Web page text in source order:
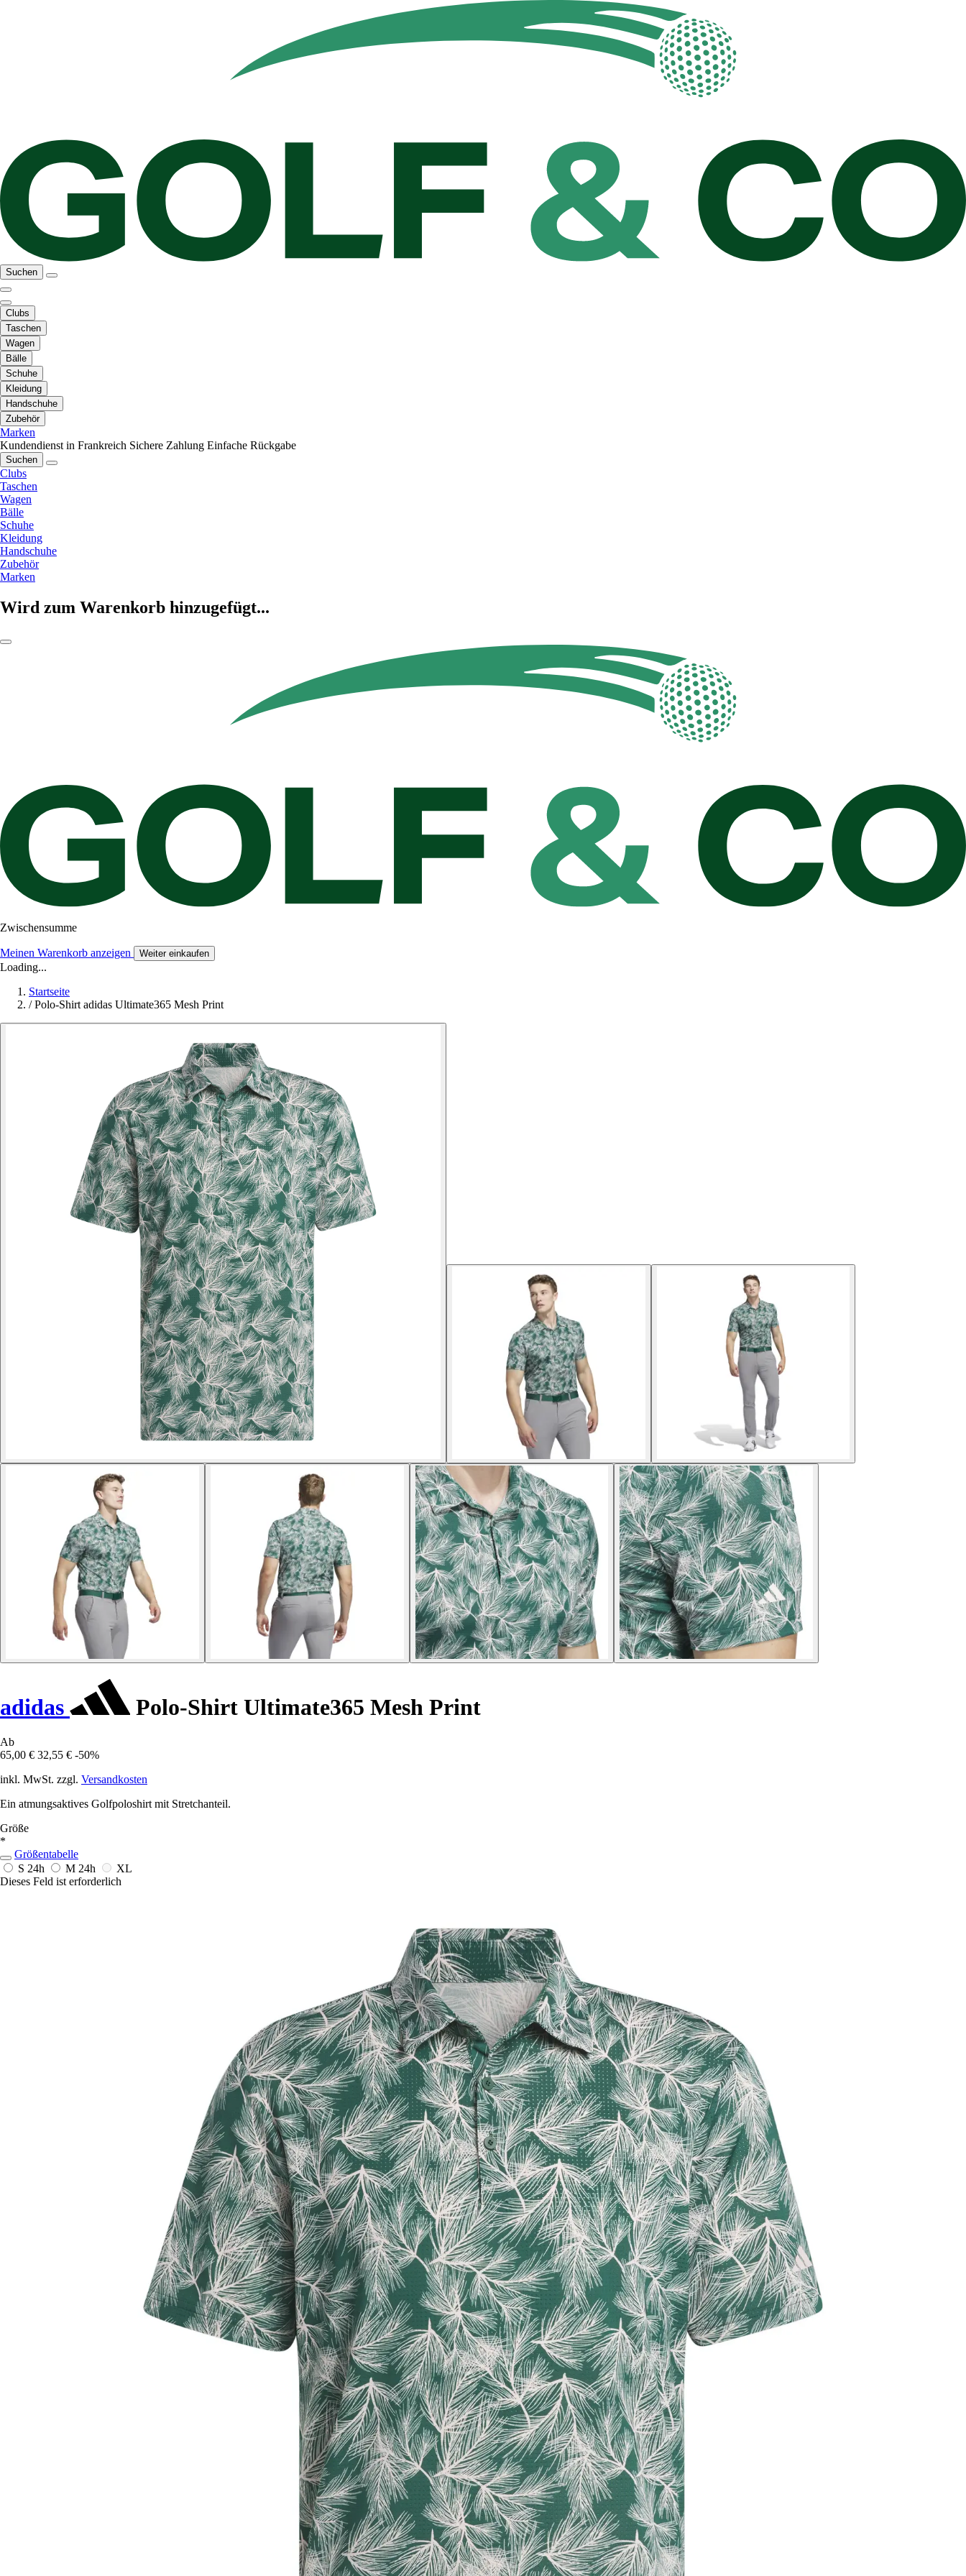
Suchen
Clubs
Taschen
Wagen
Bälle
Schuhe
Kleidung
Handschuhe
Zubehör
Marken
Kundendienst in Frankreich Sichere Zahlung Einfache Rückgabe
Suchen
Clubs
Taschen
Wagen
Bälle
Schuhe
Kleidung
Handschuhe
Zubehör
Marken
Wird zum Warenkorb hinzugefügt...
Zwischensumme
Meinen Warenkorb anzeigen Weiter einkaufen
Loading...
Startseite
/ Polo-Shirt adidas Ultimate365 Mesh Print
adidas Polo-Shirt Ultimate365 Mesh Print
Ab
65,00 € 32,55 € -50%
inkl. MwSt. zzgl. Versandkosten
Ein atmungsaktives Golfpoloshirt mit Stretchanteil.
Größe
*
Größentabelle
S 24h M 24h
XL
Dieses Feld ist erforderlich